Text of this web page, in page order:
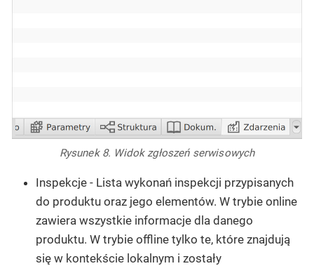
Rysunek 8. Widok zgłoszeń serwisowych
Inspekcje - Lista wykonań inspekcji przypisanych
do produktu oraz jego elementów. W trybie online
zawiera wszystkie informacje dla danego
produktu. W trybie offline tylko te, które znajdują
się w kontekście lokalnym i zostały